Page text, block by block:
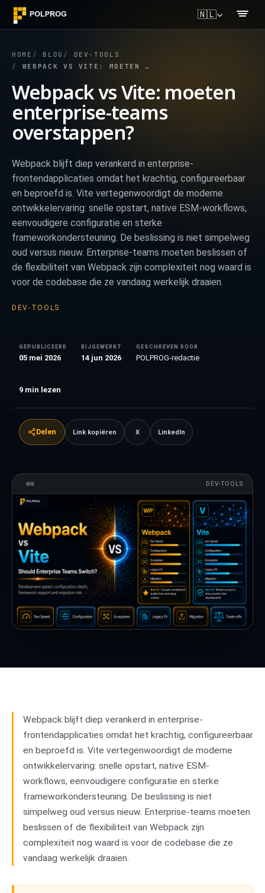
🇳🇱
HOME BLOG
DEV-TOOLS
WEBPACK VS VITE: MOETEN ENTERPRISE-TEAMS OVERSTAPPEN?
Webpack vs Vite: moeten
enterprise-teams
overstappen?
Webpack blijft diep verankerd in enterprise-
frontendapplicaties omdat het krachtig, configureerbaar
en beproefd is. Vite vertegenwoordigt de moderne
ontwikkelervaring: snelle opstart, native ESM-workflows,
eenvoudigere configuratie en sterke
frameworkondersteuning. De beslissing is niet simpelweg
oud versus nieuw. Enterprise-teams moeten beslissen of
de flexibiliteit van Webpack zijn complexiteit nog waard is
voor de codebase die ze vandaag werkelijk draaien.
DEV-TOOLS
GEPUBLICEERD
05 mei 2026
BIJGEWERKT
14 jun 2026
GESCHREVEN DOOR
POLPROG-redactie
9 min lezen
Delen Link kopiëren X LinkedIn
DEV-TOOLS
Webpack blijft diep verankerd in enterprise-
frontendapplicaties omdat het krachtig, configureerbaar
en beproefd is. Vite vertegenwoordigt de moderne
ontwikkelervaring: snelle opstart, native ESM-
workflows, eenvoudigere configuratie en sterke
frameworkondersteuning. De beslissing is niet
simpelweg oud versus nieuw. Enterprise-teams moeten
beslissen of de flexibiliteit van Webpack zijn
complexiteit nog waard is voor de codebase die ze
vandaag werkelijk draaien.